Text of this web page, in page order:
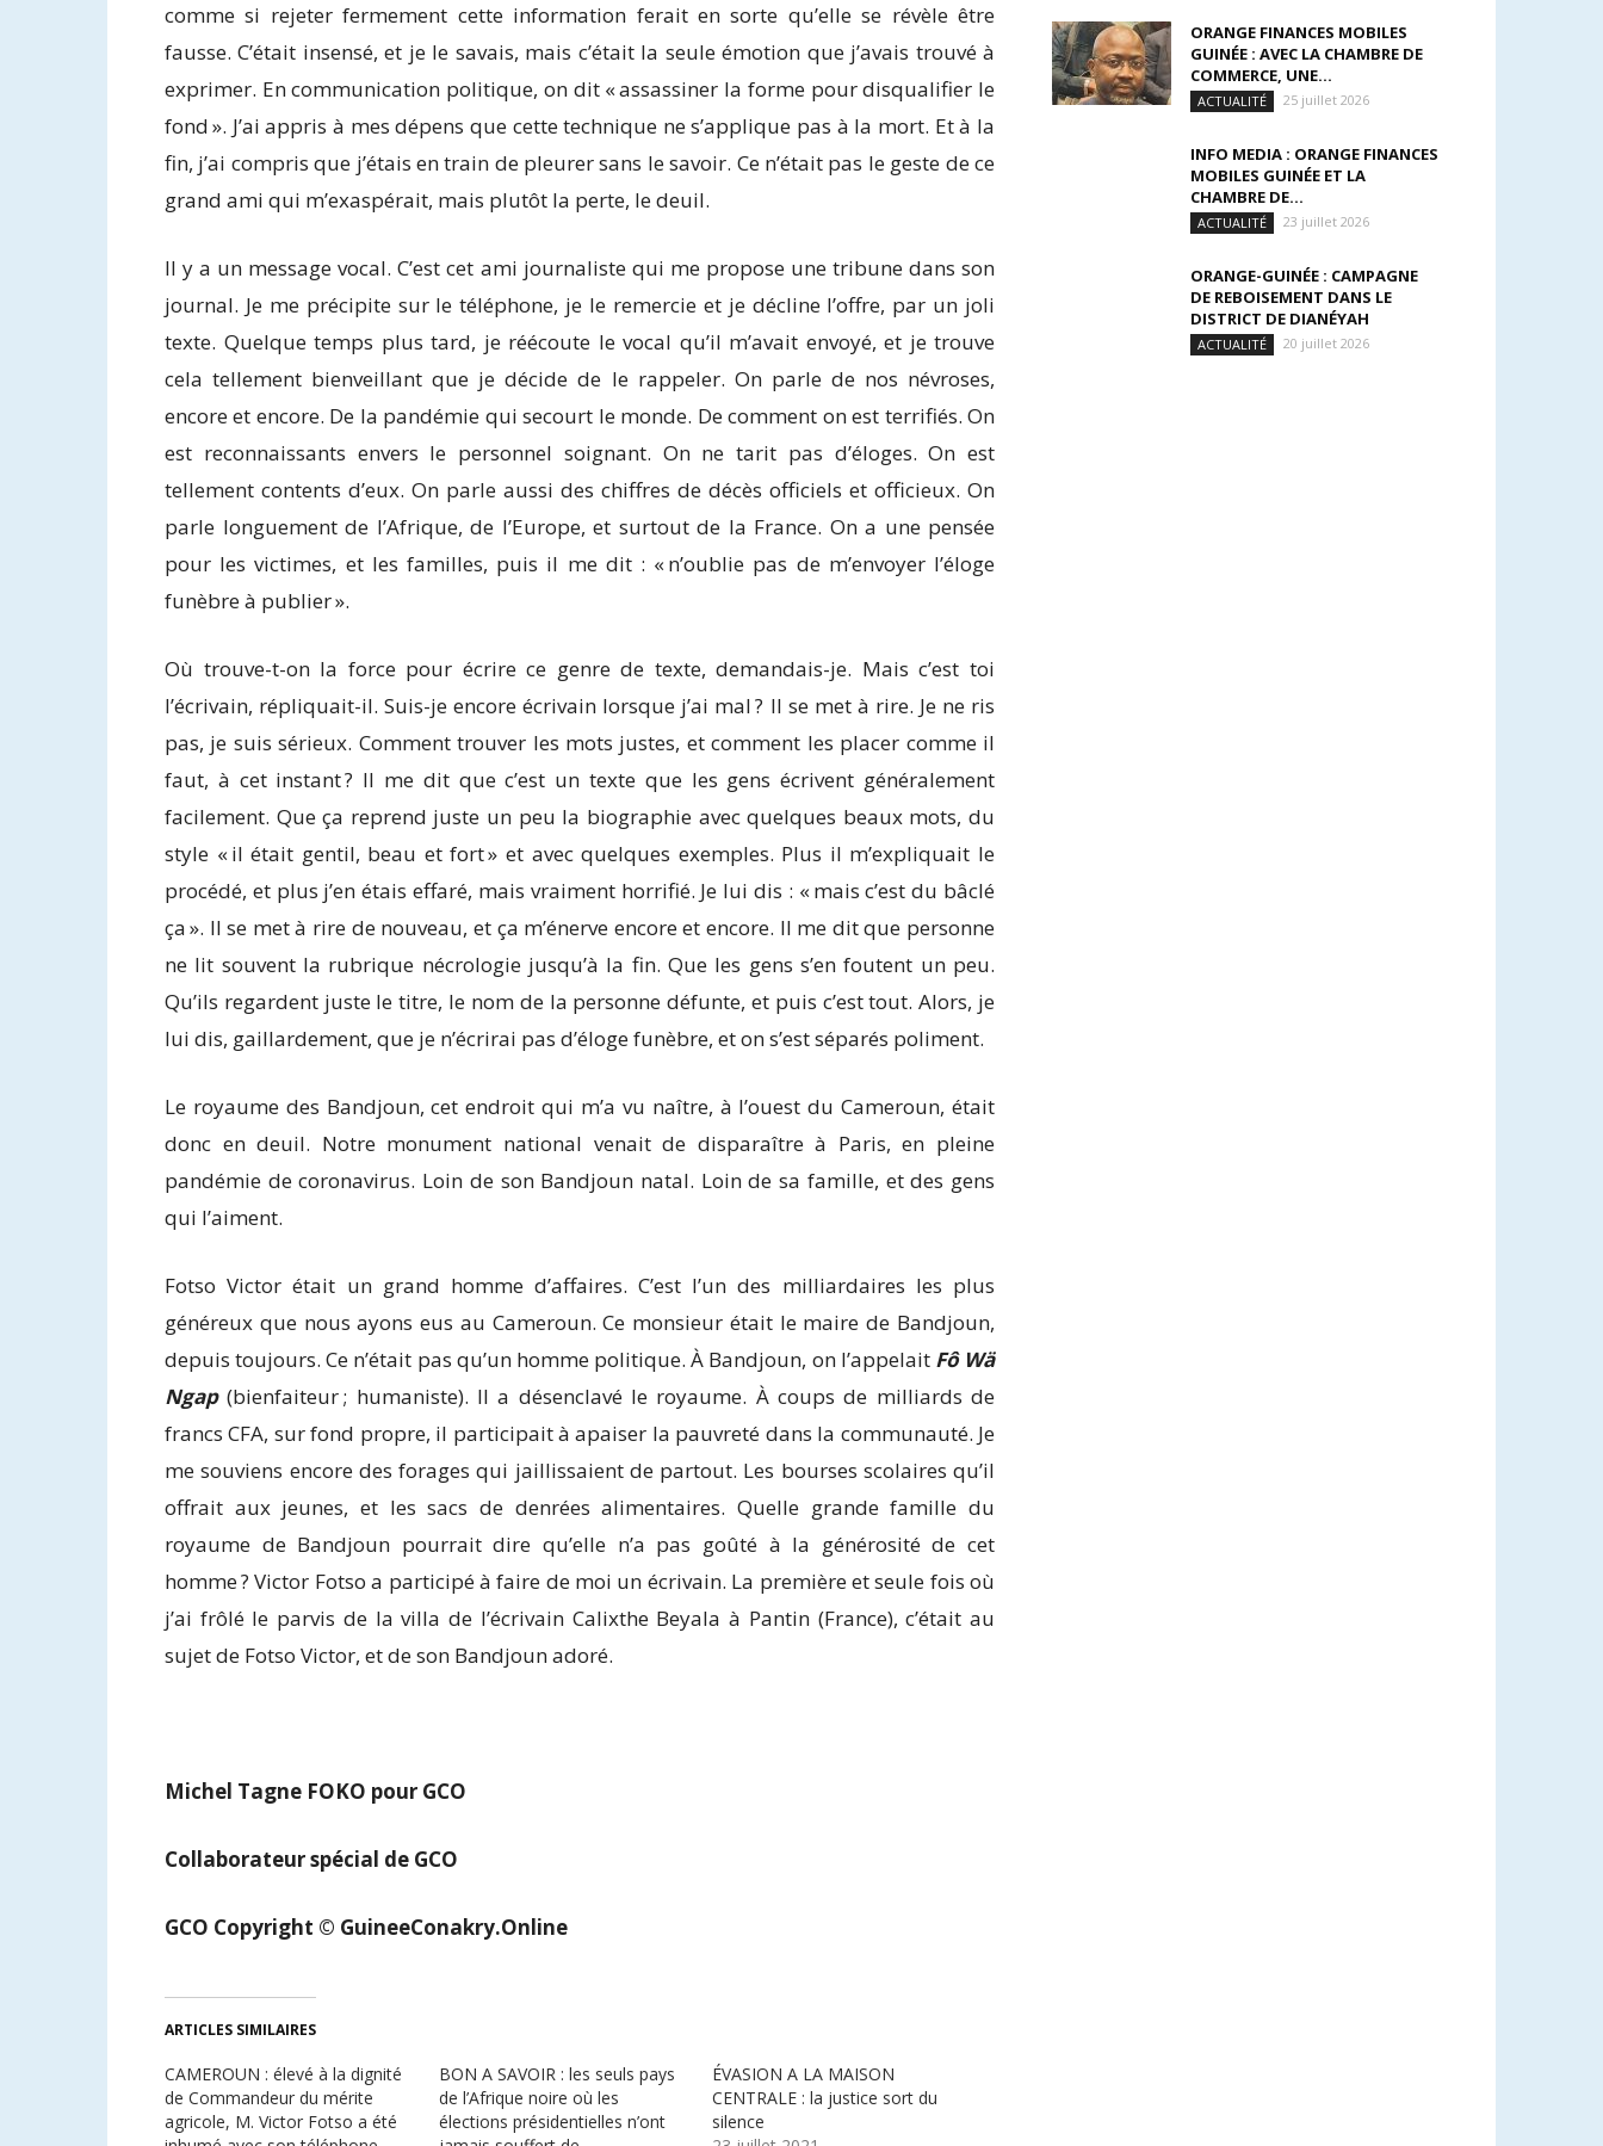
comme si rejeter fermement cette information ferait en sorte qu’elle se révèle être
fausse. C’était insensé, et je le savais, mais c’était la seule émotion que j’avais trouvé à
exprimer. En communication politique, on dit « assassiner la forme pour disqualifier le
fond ». J’ai appris à mes dépens que cette technique ne s’applique pas à la mort. Et à la
fin, j’ai compris que j’étais en train de pleurer sans le savoir. Ce n’était pas le geste de ce
grand ami qui m’exaspérait, mais plutôt la perte, le deuil.
Il y a un message vocal. C’est cet ami journaliste qui me propose une tribune dans son
journal. Je me précipite sur le téléphone, je le remercie et je décline l’offre, par un joli
texte. Quelque temps plus tard, je réécoute le vocal qu’il m’avait envoyé, et je trouve
cela tellement bienveillant que je décide de le rappeler. On parle de nos névroses,
encore et encore. De la pandémie qui secourt le monde. De comment on est terrifiés. On
est reconnaissants envers le personnel soignant. On ne tarit pas d’éloges. On est
tellement contents d’eux. On parle aussi des chiffres de décès officiels et officieux. On
parle longuement de l’Afrique, de l’Europe, et surtout de la France. On a une pensée
pour les victimes, et les familles, puis il me dit : « n’oublie pas de m’envoyer l’éloge
funèbre à publier ».
Où trouve-t-on la force pour écrire ce genre de texte, demandais-je. Mais c’est toi
l’écrivain, répliquait-il. Suis-je encore écrivain lorsque j’ai mal ? Il se met à rire. Je ne ris
pas, je suis sérieux. Comment trouver les mots justes, et comment les placer comme il
faut, à cet instant ? Il me dit que c’est un texte que les gens écrivent généralement
facilement. Que ça reprend juste un peu la biographie avec quelques beaux mots, du
style « il était gentil, beau et fort » et avec quelques exemples. Plus il m’expliquait le
procédé, et plus j’en étais effaré, mais vraiment horrifié. Je lui dis : « mais c’est du bâclé
ça ». Il se met à rire de nouveau, et ça m’énerve encore et encore. Il me dit que personne
ne lit souvent la rubrique nécrologie jusqu’à la fin. Que les gens s’en foutent un peu.
Qu’ils regardent juste le titre, le nom de la personne défunte, et puis c’est tout. Alors, je
lui dis, gaillardement, que je n’écrirai pas d’éloge funèbre, et on s’est séparés poliment.
Le royaume des Bandjoun, cet endroit qui m’a vu naître, à l’ouest du Cameroun, était
donc en deuil. Notre monument national venait de disparaître à Paris, en pleine
pandémie de coronavirus. Loin de son Bandjoun natal. Loin de sa famille, et des gens
qui l’aiment.
Fotso Victor était un grand homme d’affaires. C’est l’un des milliardaires les plus
généreux que nous ayons eus au Cameroun. Ce monsieur était le maire de Bandjoun,
depuis toujours. Ce n’était pas qu’un homme politique. À Bandjoun, on l’appelait Fô Wä
Ngap(bienfaiteur ; humaniste). Il a désenclavé le royaume. À coups de milliards de
francs CFA, sur fond propre, il participait à apaiser la pauvreté dans la communauté. Je
me souviens encore des forages qui jaillissaient de partout. Les bourses scolaires qu’il
offrait aux jeunes, et les sacs de denrées alimentaires. Quelle grande famille du
royaume de Bandjoun pourrait dire qu’elle n’a pas goûté à la générosité de cet
homme ? Victor Fotso a participé à faire de moi un écrivain. La première et seule fois où
j’ai frôlé le parvis de la villa de l’écrivain Calixthe Beyala à Pantin (France), c’était au
sujet de Fotso Victor, et de son Bandjoun adoré.
Michel Tagne FOKO pour GCO
Collaborateur spécial de GCO
GCO Copyright © GuineeConakry.Online
ARTICLES SIMILAIRES
CAMEROUN : élevé à la dignité
de Commandeur du mérite
agricole, M. Victor Fotso a été
BON A SAVOIR : les seuls pays
de l’Afrique noire où les
élections présidentielles n’ont
ÉVASION A LA MAISON
CENTRALE : la justice sort du
silence
ORANGE FINANCES MOBILES
GUINÉE : AVEC LA CHAMBRE DE
COMMERCE, UNE...
ACTUALITÉ 25 juillet 2026
INFO MEDIA : ORANGE FINANCES
MOBILES GUINÉE ET LA
CHAMBRE DE...
ACTUALITÉ 23 juillet 2026
ORANGE-GUINÉE : CAMPAGNE
DE REBOISEMENT DANS LE
DISTRICT DE DIANÉYAH
ACTUALITÉ 20 juillet 2026